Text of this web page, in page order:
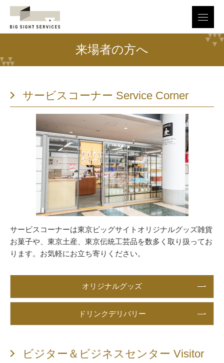
menu
来場者の方へ
サービスコーナー Service Corner
サービスコーナーは東京ビッグサイトオリジナルグッズ雑貨
お菓子や、東京土産、東京伝統工芸品を数多く取り扱ってお
ります。お気軽にお立ち寄りください。
オリジナルグッズ
ドリンクデリバリー
ビジター＆ビジネスセンター Visitor